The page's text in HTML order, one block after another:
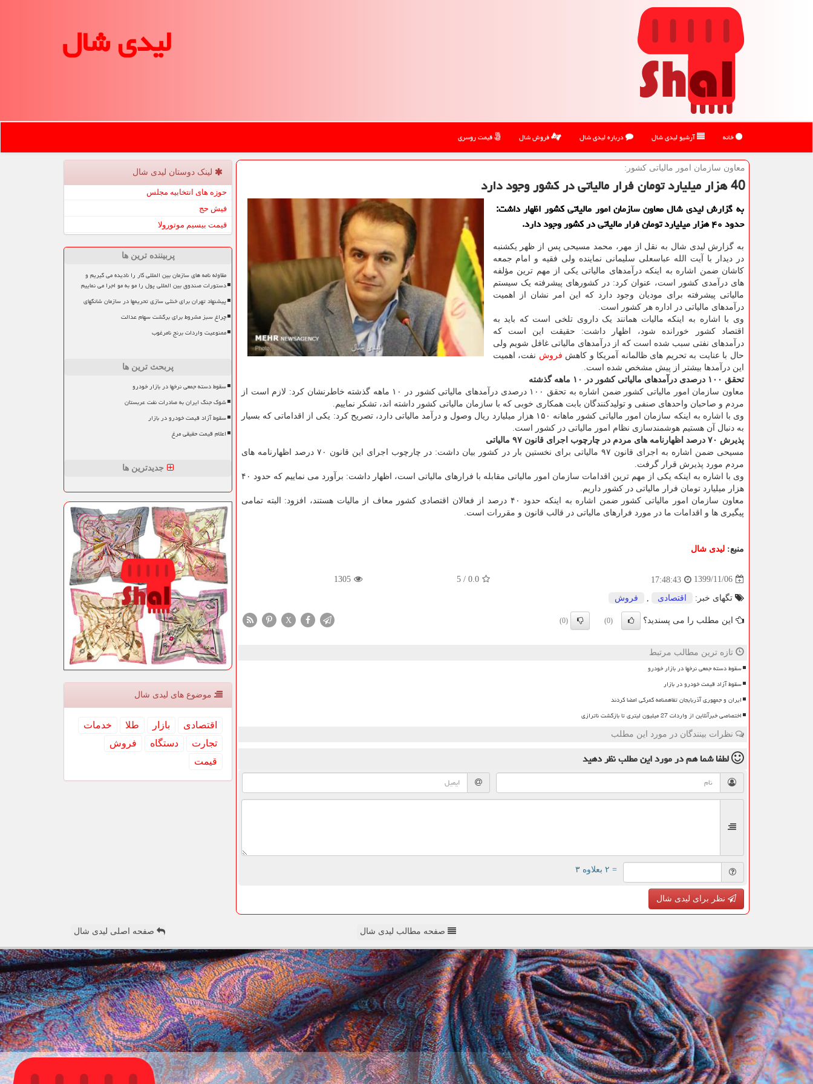
لیدی شال
خانه آرشیو لیدی شال درباره لیدی شال فروش شال قیمت روسری
معاون سازمان امور مالیاتی كشور:
40 هزار میلیارد تومان فرار مالیاتی در كشور وجود دارد
به گزارش لیدی شال معاون سازمان امور مالیاتی کشور اظهار داشت:
حدود ۴۰ هزار میلیارد تومان فرار مالیاتی در کشور وجود دارد.
به گزارش لیدی شال به نقل از مهر، محمد مسیحی پس از ظهر یکشنبه
در دیدار با آیت الله عباسعلی سلیمانی نماینده ولی فقیه و امام جمعه
کاشان ضمن اشاره به اینکه درآمدهای مالیاتی یکی از مهم ترین مؤلفه
های درآمدی کشور است، عنوان کرد: در کشورهای پیشرفته یک سیستم
مالیاتی پیشرفته برای مودیان وجود دارد که این امر نشان از اهمیت
درآمدهای مالیاتی در اداره هر کشور است.
وی با اشاره به اینکه مالیات همانند یک داروی تلخی است که باید به
اقتصاد کشور خورانده شود، اظهار داشت: حقیقت این است که
درآمدهای نفتی سبب شده است که از درآمدهای مالیاتی غافل شویم ولی
حال با عنایت به تحریم های ظالمانه آمریکا و کاهش فروش نفت، اهمیت
این درآمدها بیشتر از پیش مشخص شده است.
تحقق ۱۰۰ درصدی درآمدهای مالیاتی کشور در ۱۰ ماهه گذشته
معاون سازمان امور مالیاتی کشور ضمن اشاره به تحقق ۱۰۰ درصدی درآمدهای مالیاتی کشور در ۱۰ ماهه گذشته خاطرنشان کرد: لازم است از
مردم و صاحبان واحدهای صنفی و تولیدکنندگان بابت همکاری خوبی که با سازمان مالیاتی کشور داشته اند، تشکر نماییم.
وی با اشاره به اینکه سازمان امور مالیاتی کشور ماهانه ۱۵۰ هزار میلیارد ریال وصول و درآمد مالیاتی دارد، تصریح کرد: یکی از اقداماتی که بسیار
به دنبال آن هستیم هوشمندسازی نظام امور مالیاتی در کشور است.
پذیرش ۷۰ درصد اظهارنامه های مردم در چارچوب اجرای قانون ۹۷ مالیاتی
مسیحی ضمن اشاره به اجرای قانون ۹۷ مالیاتی برای نخستین بار در کشور بیان داشت: در چارچوب اجرای این قانون ۷۰ درصد اظهارنامه های
مردم مورد پذیرش قرار گرفت.
وی با اشاره به اینکه یکی از مهم ترین اقدامات سازمان امور مالیاتی مقابله با فرارهای مالیاتی است، اظهار داشت: برآورد می نماییم که حدود ۴۰
هزار میلیارد تومان فرار مالیاتی در کشور داریم.
معاون سازمان امور مالیاتی کشور ضمن اشاره به اینکه حدود ۴۰ درصد از فعالان اقتصادی کشور معاف از مالیات هستند، افزود: البته تمامی
پیگیری ها و اقدامات ما در مورد فرارهای مالیاتی در قالب قانون و مقررات است.
منبع: لیدی شال
1399/11/06
17:48:43
0.0
/
5
1305
تگهای خبر: اقتصادی فروش
این مطلب را می پسندید؟ (0)
(0)
X
تازه ترین مطالب مرتبط
سقوط دسته جمعی نرخها در بازار خودرو
سقوط آزاد قیمت خودرو در بازار
ایران و جمهوری آذربایجان تفاهمنامه گمرکی امضا کردند
اختصاصی خبرآنلاین از واردات 27 میلیون لیتری تا بازگشت ناترازی
نظرات بینندگان در مورد این مطلب
لطفا شما همدر مورد این مطلبنظر دهید
= ۲ بعلاوه ۳
نظر برای لیدی شال
لینک دوستان لیدی شال
حوزه های انتخابیه مجلس
فیش حج
قیمت بیسیم موتورولا
پربیننده ترین ها
مقاوله نامه های سازمان بین المللی کار را نادیده می گیریم و
دستورات صندوق بین المللی پول را مو به مو اجرا می نماییم
پیشنهاد تهران برای خنثی سازی تحریمها در سازمان شانگهای
چراغ سبز مشروط برای برگشت سهام عدالت
ممنوعیت واردات برنج نامرغوب
پربحث ترین ها
سقوط دسته جمعی نرخها در بازار خودرو
شوک جنگ ایران به صادرات نفت عربستان
سقوط آزاد قیمت خودرو در بازار
اعلام قیمت حقیقی مرغ
جدیدترین ها
موضوع های لیدی شال
اقتصادی بازار طلا
خدمات
تجارت
دستگاه
فروش
قیمت
صفحه مطالب لیدی شال صفحه اصلی لیدی شال